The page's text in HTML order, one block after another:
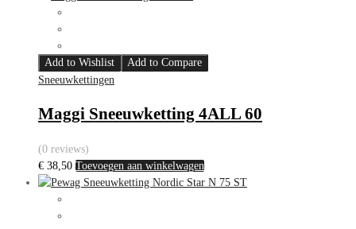
Add to Wishlist
Add to Compare
Sneeuwkettingen
Maggi Sneeuwketting 4ALL 60
(0 reviews)
€ 38,50 Toevoegen aan winkelwagen